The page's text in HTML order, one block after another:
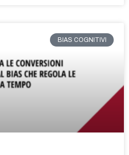
BIAS COGNITIVI